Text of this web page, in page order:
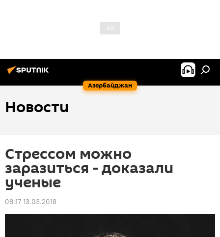
Азербайджан
Новости
Стрессом можно
заразиться - доказали
ученые
08:17 13.03.2018